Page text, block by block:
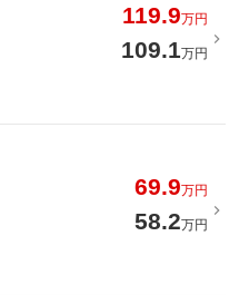
119.9万円
109.1万円
69.9万円
58.2万円